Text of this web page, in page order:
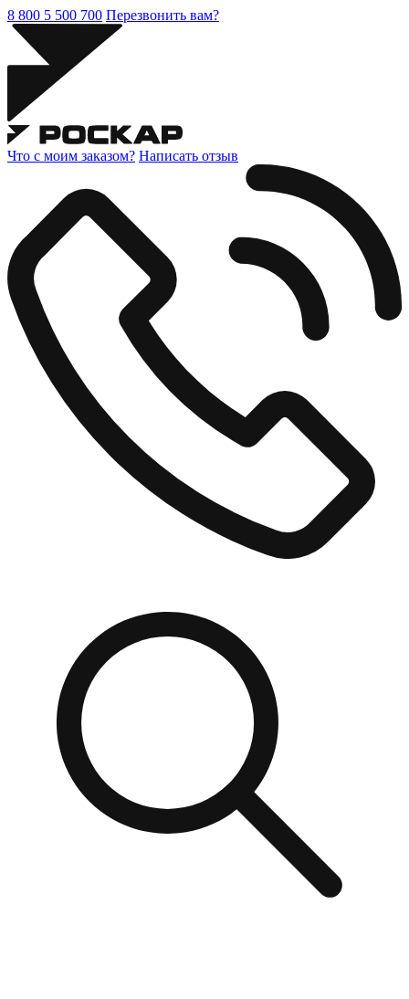
8 800 5 500 700 Перезвонить вам?
Что с моим заказом? Написать отзыв